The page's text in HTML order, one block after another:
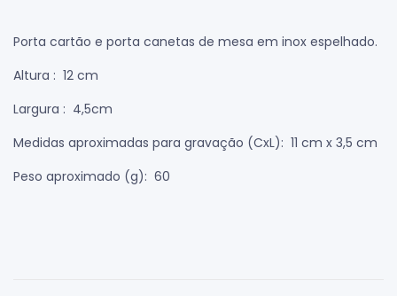
Porta cartão e porta canetas de mesa em inox espelhado.
Altura : 12 cm
Largura : 4,5cm
Medidas aproximadas para gravação (CxL): 11 cm x 3,5 cm
Peso aproximado (g): 60